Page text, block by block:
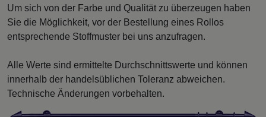
Um sich von der Farbe und Qualität zu überzeugen haben
Sie die Möglichkeit, vor der Bestellung eines Rollos
entsprechende Stoffmuster bei uns anzufragen.
Alle Werte sind ermittelte Durchschnittswerte und können
innerhalb der handelsüblichen Toleranz abweichen.
Technische Änderungen vorbehalten.